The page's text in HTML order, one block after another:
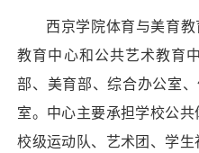
西京学院体育与美育
教育中心和公共艺术教育
部、美育部、综合办公室
室。中心主要承担学校公共
校级运动队、艺术团、学